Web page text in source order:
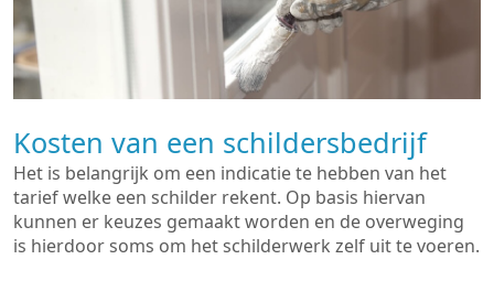
Kosten van een schildersbedrijf
Het is belangrijk om een indicatie te hebben van het
tarief welke een schilder rekent. Op basis hiervan
kunnen er keuzes gemaakt worden en de overweging
is hierdoor soms om het schilderwerk zelf uit te voeren.